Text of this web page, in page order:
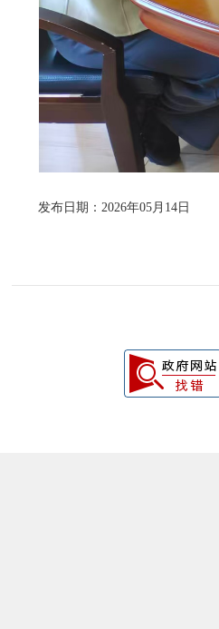
发布日期：2026年05月14日